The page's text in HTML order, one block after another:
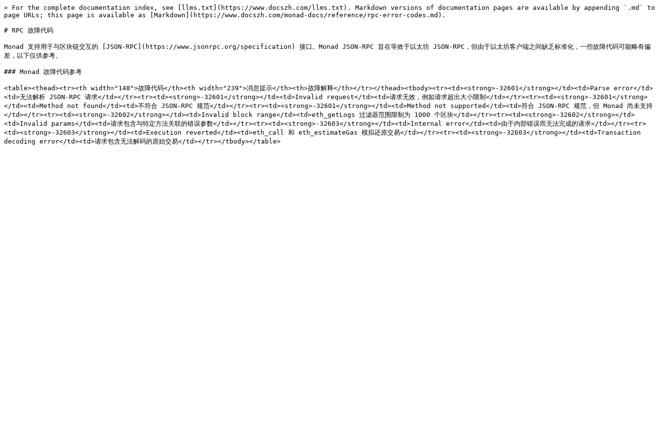
> For the complete documentation index, see [llms.txt](https://www.docszh.com/llms.txt). Markdown versions of documentation pages are available by appending `.md` to
page URLs; this page is available as [Markdown](https://www.docszh.com/monad-docs/reference/rpc-error-codes.md).
# RPC 故障代码
Monad 支持用于与区块链交互的 [JSON-RPC](https://www.jsonrpc.org/specification) 接口。Monad JSON-RPC 旨在等效于以太坊 JSON-RPC，但由于以太坊客户端之间缺乏标准化，一些故障代码可能略有偏
差，以下仅供参考。
### Monad 故障代码参考
<table><thead><tr><th width="148">故障代码</th><th width="239">消息提示</th><th>故障解释</th></tr></thead><tbody><tr><td><strong>-32601</strong></td><td>Parse error</td>
<td>无法解析 JSON-RPC 请求</td></tr><tr><td><strong>-32601</strong></td><td>Invalid request</td><td>请求无效，例如请求超出大小限制</td></tr><tr><td><strong>-32601</strong>
</td><td>Method not found</td><td>不符合 JSON-RPC 规范</td></tr><tr><td><strong>-32601</strong></td><td>Method not supported</td><td>符合 JSON-RPC 规范，但 Monad 尚未支持
</td></tr><tr><td><strong>-32602</strong></td><td>Invalid block range</td><td>eth_getLogs 过滤器范围限制为 1000 个区块</td></tr><tr><td><strong>-32602</strong></td>
<td>Invalid params</td><td>请求包含与特定方法关联的错误参数</td></tr><tr><td><strong>-32603</strong></td><td>Internal error</td><td>由于内部错误而无法完成的请求</td></tr><tr>
<td><strong>-32603</strong></td><td>Execution reverted</td><td>eth_call 和 eth_estimateGas 模拟还原交易</td></tr><tr><td><strong>-32603</strong></td><td>Transaction